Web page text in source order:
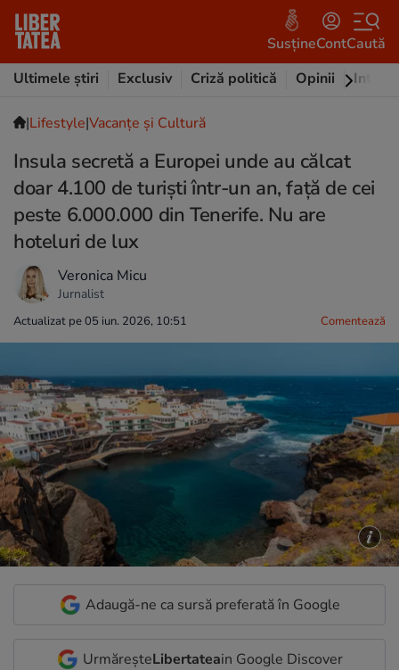
SusțineContCaută
Ultimele știri
Exclusiv Criză politică Opinii
|Lifestyle|Vacanțe și Cultură
Insula secretă a Europei unde au călcat
doar 4.100 de turiști într-un an, față de cei
peste 6.000.000 din Tenerife. Nu are
hoteluri de lux
Veronica Micu
Jurnalist
Actualizat pe 05 iun. 2026, 10:51 Comentează
Adaugă-ne ca sursă preferată în Google
UrmăreșteLibertateain Google Discover